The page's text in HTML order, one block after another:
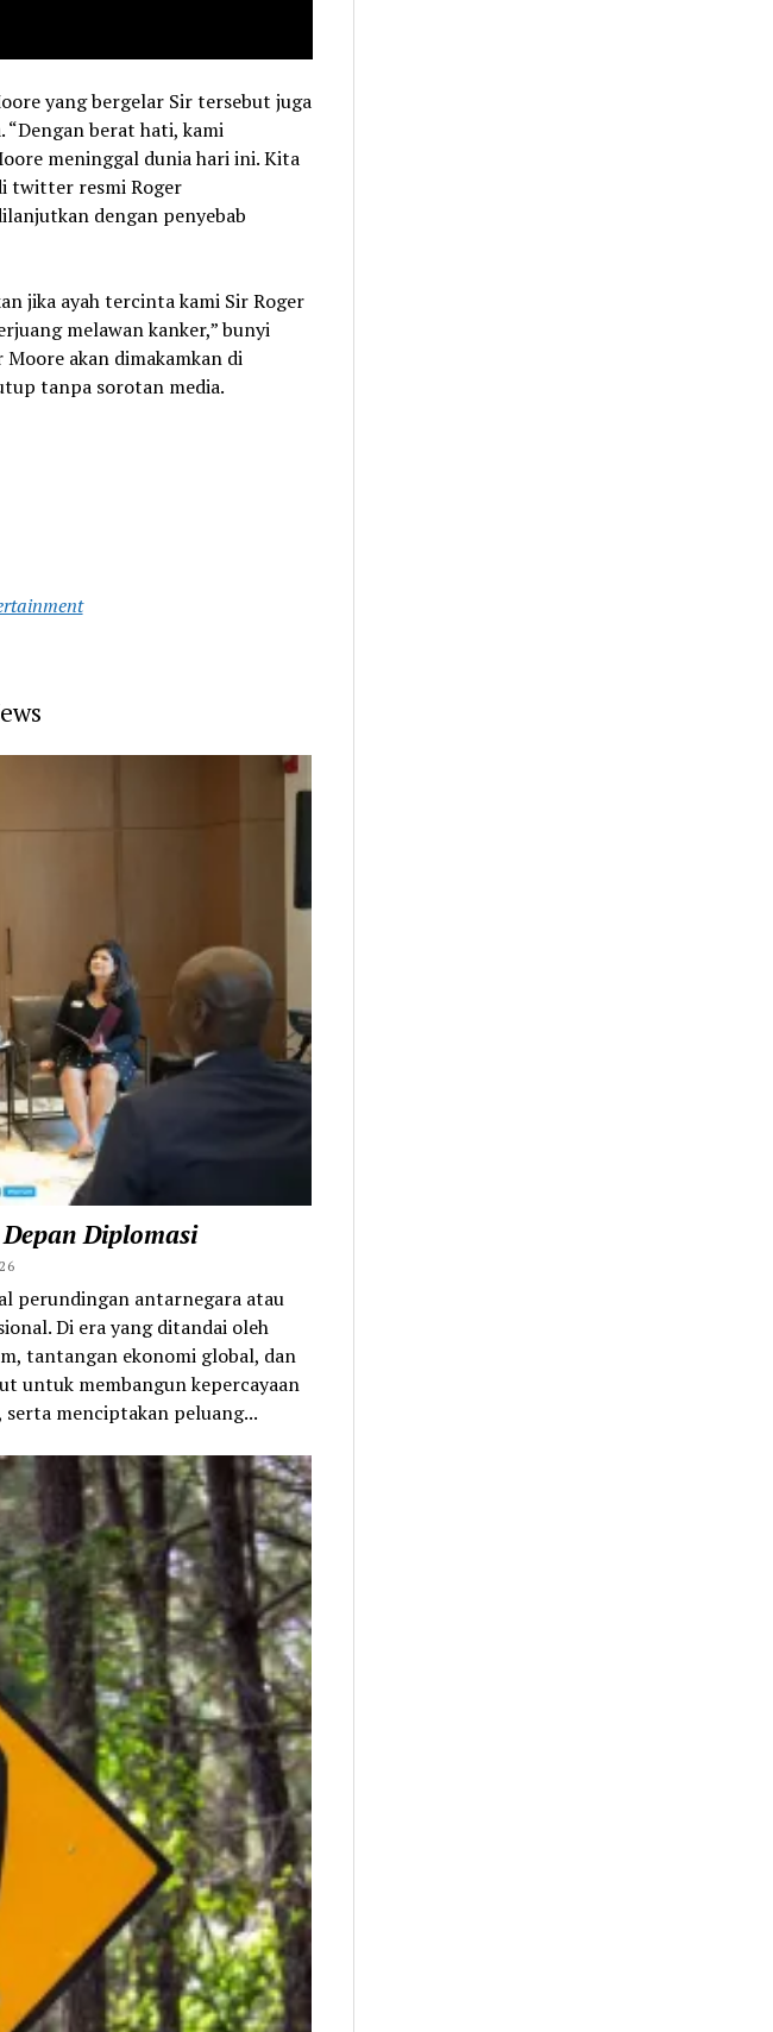
yang bergelar Sir tersebut juga
berat hati, kami
meninggal dunia hari ini. Kita
twitter resmi Roger
dengan penyebab
jika ayah tercinta kami Sir Roger
melawan kanker,” bunyi
akan dimakamkan di
tanpa sorotan media.
Diplomasi
perundingan antarnegara atau
Di era yang ditandai oleh
tantangan ekonomi global, dan
untuk membangun kepercayaan
menciptakan peluang...